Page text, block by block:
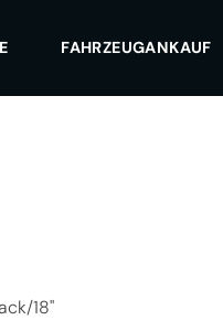
FAHRZEUGANKAUF
18"